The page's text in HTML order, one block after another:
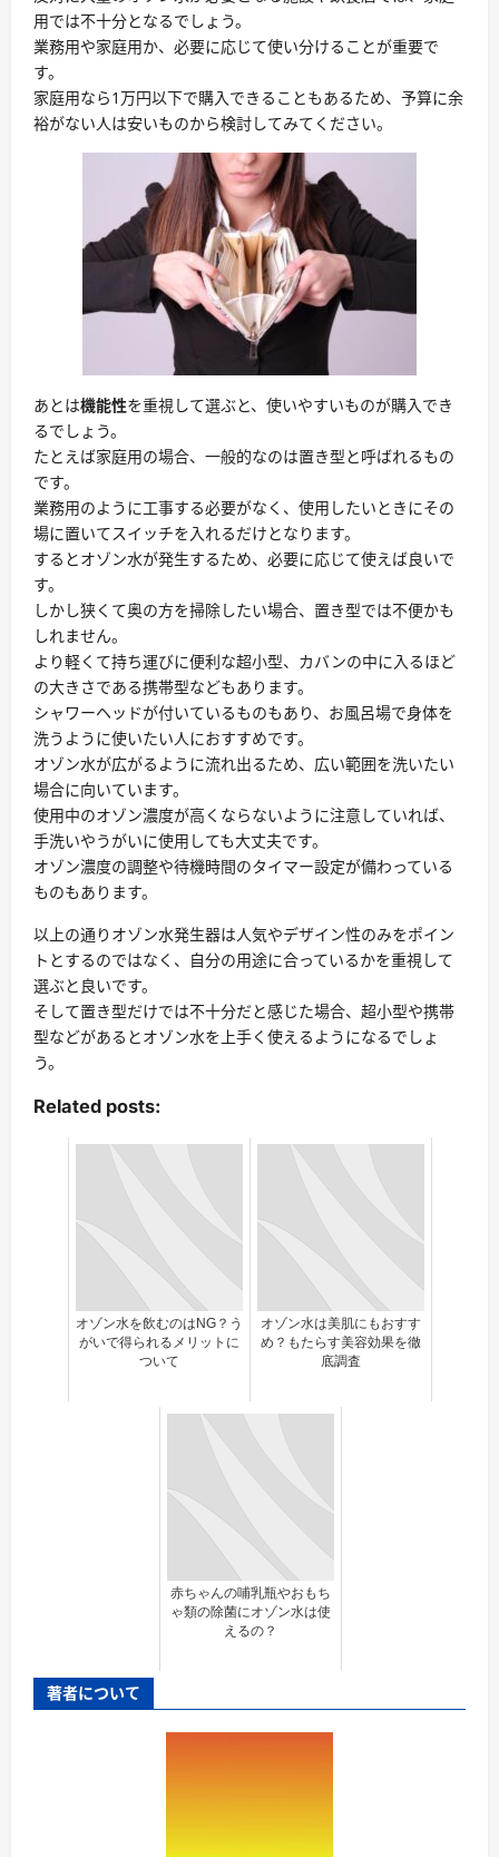
用では不十分となるでしょう。
業務用や家庭用か、必要に応じて使い分けることが重要で
す。
家庭用なら1万円以下で購入できることもあるため、予算に余
裕がない人は安いものから検討してみてください。
あとは機能性を重視して選ぶと、使いやすいものが購入でき
るでしょう。
たとえば家庭用の場合、一般的なのは置き型と呼ばれるもの
です。
業務用のように工事する必要がなく、使用したいときにその
場に置いてスイッチを入れるだけとなります。
するとオゾン水が発生するため、必要に応じて使えば良いで
す。
しかし狭くて奥の方を掃除したい場合、置き型では不便かも
しれません。
より軽くて持ち運びに便利な超小型、カバンの中に入るほど
の大きさである携帯型などもあります。
シャワーヘッドが付いているものもあり、お風呂場で身体を
洗うように使いたい人におすすめです。
オゾン水が広がるように流れ出るため、広い範囲を洗いたい
場合に向いています。
使用中のオゾン濃度が高くならないように注意していれば、
手洗いやうがいに使用しても大丈夫です。
オゾン濃度の調整や待機時間のタイマー設定が備わっている
ものもあります。
以上の通りオゾン水発生器は人気やデザイン性のみをポイン
トとするのではなく、自分の用途に合っているかを重視して
選ぶと良いです。
そして置き型だけでは不十分だと感じた場合、超小型や携帯
型などがあるとオゾン水を上手く使えるようになるでしょ
う。
Related posts:
オゾン水を飲むのはNG？う
がいで得られるメリットに
ついて
オゾン水は美肌にもおすす
め？もたらす美容効果を徹
底調査
赤ちゃんの哺乳瓶やおもち
ゃ類の除菌にオゾン水は使
えるの？
著者について